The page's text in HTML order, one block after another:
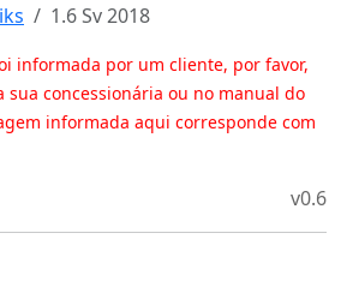
1.6 Sv 2018
informada por um cliente, por favor,
sua concessionária ou no manual do
informada aqui corresponde com
v0.6